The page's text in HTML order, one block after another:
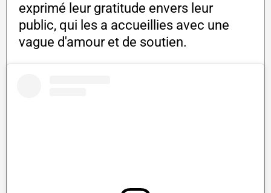
exprimé leur gratitude envers leur
public, qui les a accueillies avec une
vague d'amour et de soutien.